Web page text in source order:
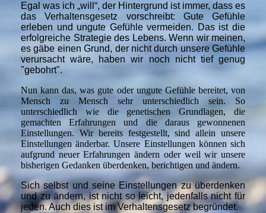
Egal was ich „will“, der Hintergrund ist immer, dass es
das Verhaltensgesetz vorschreibt: Gute Gefühle
erleben und ungute Gefühle vermeiden. Das ist die
erfolgreiche Strategie des Lebens. Wenn wir meinen,
es gäbe einen Grund, der nicht durch unsere Gefühle
verursacht wäre, haben wir noch nicht tief genug
"gebohrt".
Nun kann das, was gute oder ungute Gefühle bereitet, von
Mensch zu Mensch sehr unterschiedlich sein. So
unterschiedlich wie die genetischen Grundlagen, die
gemachten Erfahrungen und die daraus gewonnenen
Einstellungen. Wir bereits festgestellt, sind allein unsere
Einstellungen änderbar. Unsere Einstellungen können sich
aufgrund neuer Erfahrungen ändern oder weil wir unsere
bisherigen Gedanken überdenken, berichtigen und ändern.
Sich selbst und seine Einstellungen zu überdenken
und zu ändern, ist nicht so leicht, jedenfalls nicht für
jeden. Auch dies ist im Verhaltensgesetz begründet.